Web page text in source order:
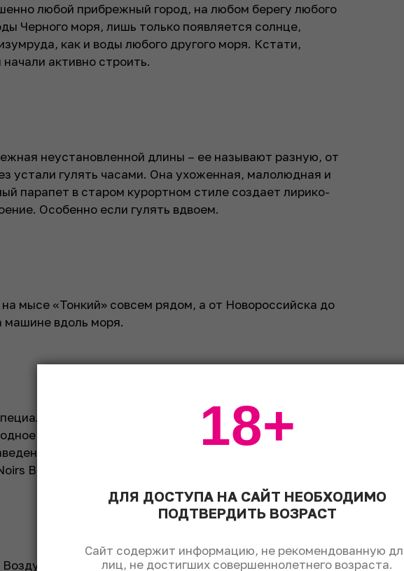
любой прибрежный город, на любом берегу любого
Черного моря, лишь только появляется солнце,
как и воды любого другого моря. Кстати,
активно строить.
неустановленной длины – ее называют разную, от
устали гулять часами. Она ухоженная, малолюдная и
парапет в старом курортном стиле создает лирико-
Особенно если гулять вдвоем.
мысе «Тонкий» совсем рядом, а от Новороссийска до
машине вдоль моря.
хороши: барабуля (султанка), которая
время года и сарган – рыба-стрела. Их жарят,
города, и это вкусно с местным игристым,
Brut d’Or
чист. Сосны в нагреваемом солнцем зимнем
ДЛЯ ДОСТУПА НА САЙТ НЕОБХОДИМО
ПОДТВЕРДИТЬ ВОЗРАСТ
Сайт содержит информацию, не рекомендованную
лиц, не достигших совершеннолетнего возраста.
18+